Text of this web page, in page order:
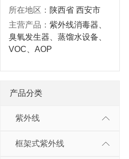
所在地区： 陕西省 西安市
主营产品： 紫外线消毒器、
臭氧发生器、蒸馏水设备、
VOC、AOP
产品分类
紫外线
框架式紫外线